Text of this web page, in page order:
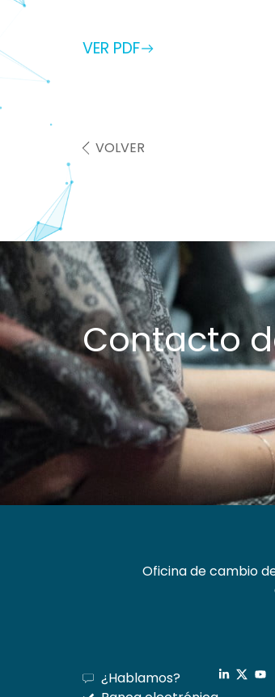
VER PDF
VOLVER
Contacto
Oficina de cambio
¿Hablamos?